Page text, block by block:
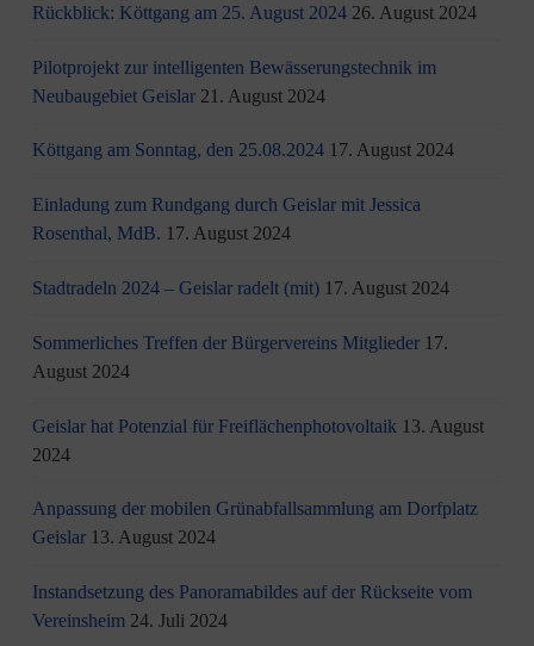
Rückblick: Köttgang am 25. August 2024 26. August 2024
Pilotprojekt zur intelligenten Bewässerungstechnik im
Neubaugebiet Geislar 21. August 2024
Köttgang am Sonntag, den 25.08.2024 17. August 2024
Einladung zum Rundgang durch Geislar mit Jessica
Rosenthal, MdB. 17. August 2024
Stadtradeln 2024 – Geislar radelt (mit) 17. August 2024
Sommerliches Treffen der Bürgervereins Mitglieder 17.
August 2024
Geislar hat Potenzial für Freiflächenphotovoltaik 13. August
2024
Anpassung der mobilen Grünabfallsammlung am Dorfplatz
Geislar 13. August 2024
Instandsetzung des Panoramabildes auf der Rückseite vom
Vereinsheim 24. Juli 2024